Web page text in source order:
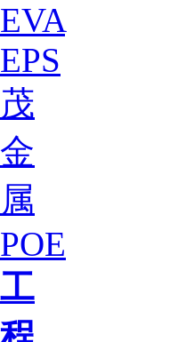
EVA
EPS
茂
金
属
POE
工